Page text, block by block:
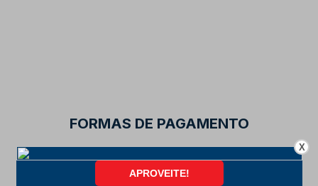
FORMAS DE PAGAMENTO
X